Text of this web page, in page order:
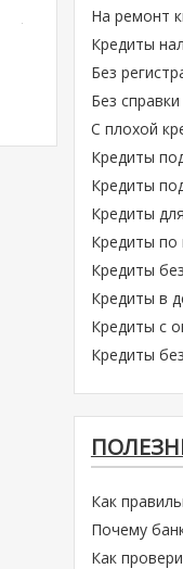
На ремонт
Кредиты
Без
Без
С плохой
Кредиты
Кредиты
Кредиты
Кредиты по
Кредиты
Кредиты в
Кредиты с
Кредиты
Как
Почему
Как